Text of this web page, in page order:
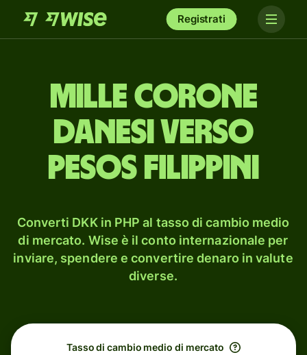
Registrati
mille corone
danesi verso
pesos filippini
Converti DKK in PHP al tasso di cambio medio
di mercato. Wise è il conto internazionale per
inviare, spendere e convertire denaro in valute
diverse.
Tasso di cambio medio di mercato